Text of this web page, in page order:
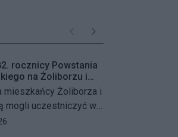
PoprzednieNastępne
rocznicy Powstania
na Żoliborzu i
mieszkańcy Żoliborza i
mogli uczestniczyć w
wydarzeń
artykułu: